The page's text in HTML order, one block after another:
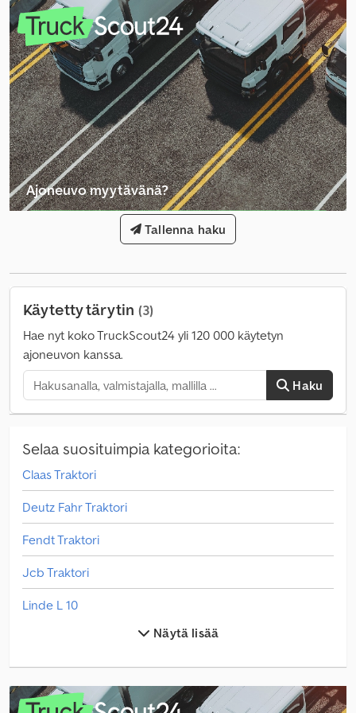
Ajoneuvo myytävänä?
Luo ilmoitus
Tallenna haku
Käytetty tärytin (3)
Hae nyt koko TruckScout24 yli 120 000 käytetyn
ajoneuvon kanssa.
Haku
Selaa suosituimpia kategorioita:
Claas Traktori
Deutz Fahr Traktori
Fendt Traktori
Jcb Traktori
Linde L 10
Linde L 14
Linde V
Näytä lisää